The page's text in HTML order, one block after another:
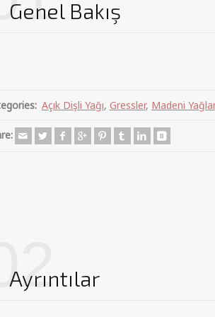
Genel Bakış
Açık Dişli Yağı, Gressler, Madeni Yağlar
02
Ayrıntılar